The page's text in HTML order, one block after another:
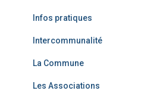
Infos pratiques
Intercommunalité
La Commune
Les Associations